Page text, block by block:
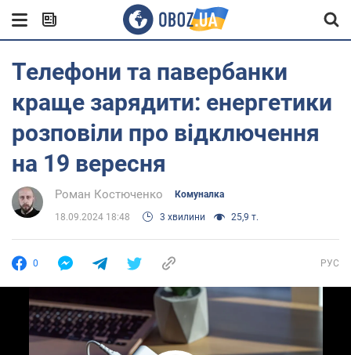
Телефони та павербанки
краще зарядити: енергетики
розповіли про відключення
на 19 вересня
Роман Костюченко Комуналка
18.09.2024 18:48 3 хвилини 25,9 т.
0 РУС